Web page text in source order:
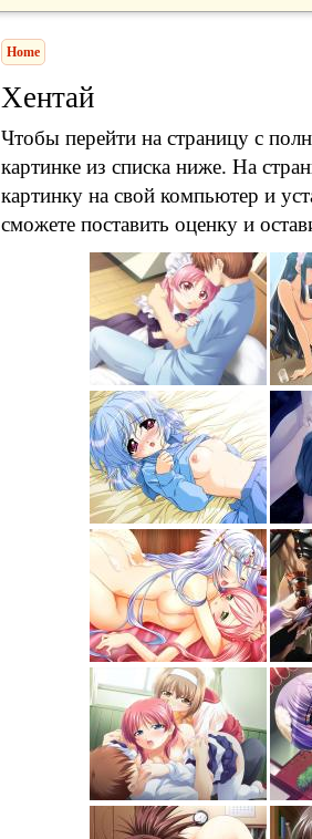
Home
Хентай
Чтобы перейти на страницу с
картинке из списка ниже. На
картинку на свой компьютер и
сможете поставить оценку и